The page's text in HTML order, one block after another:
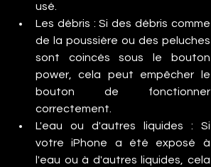
usé.
Les débris : Si des débris comme
de la poussière ou des peluches
sont coincés sous le bouton
power, cela peut empêcher le
bouton de fonctionner
correctement.
L'eau ou d'autres liquides : Si
votre iPhone a été exposé à
l'eau ou à d'autres liquides, cela